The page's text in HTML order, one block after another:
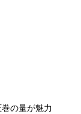
の量が魅力